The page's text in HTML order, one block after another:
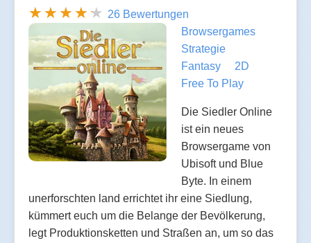
26 Bewertungen
Browsergames
Strategie
Fantasy
2D
Free To Play
Die Siedler Online
ist ein neues
Browsergame von
Ubisoft und Blue
Byte. In einem
unerforschten land errichtet ihr eine Siedlung,
kümmert euch um die Belange der Bevölkerung,
legt Produktionsketten und Straßen an, um so das